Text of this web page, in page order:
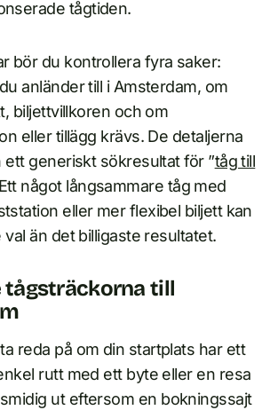
tågtiden.
bör du kontrollera fyra saker:
anländer till i Amsterdam, om
biljettvillkoren och om
eller tillägg krävs. De detaljerna
ett generiskt sökresultat för ”tåg till
något långsammare tåg med
eller mer flexibel biljett kan
än det billigaste resultatet.
tågsträckorna till
reda på om din startplats har ett
rutt med ett byte eller en resa
ut eftersom en bokningssajt